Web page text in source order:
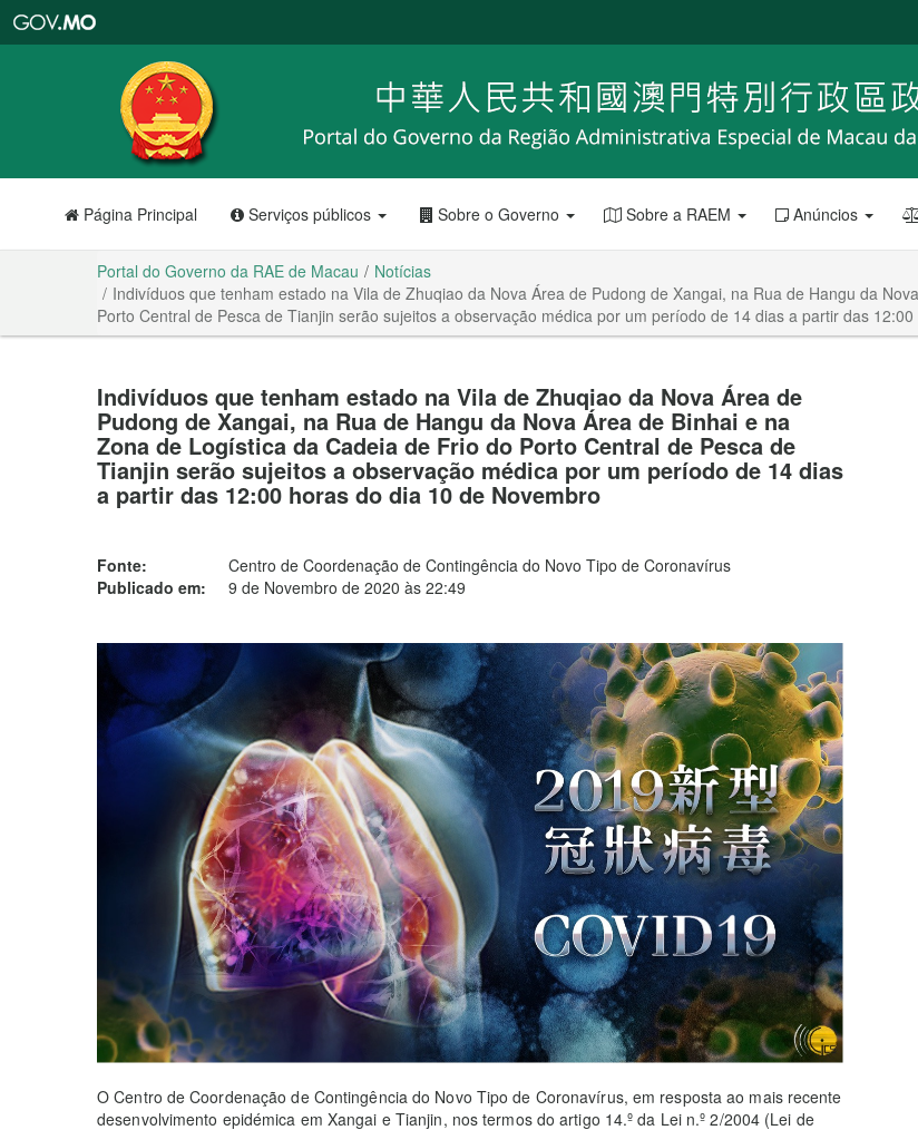
RAE
de
Macau
Página Principal Serviços públicos Sobre o Governo Sobre a RAEM Anúncios
Portal do Governo da RAE de Macau
Notícias
Indivíduos que tenham estado na Vila de Zhuqiao da Nova Área de Pudong de Xangai, na Rua de Hangu da
Porto Central de Pesca de Tianjin serão sujeitos a observação médica por um período de 14 dias a partir das
Indivíduos que tenham estado na Vila de Zhuqiao da Nova Área de
Pudong de Xangai, na Rua de Hangu da Nova Área de Binhai e na
Zona de Logística da Cadeia de Frio do Porto Central de Pesca de
Tianjin serão sujeitos a observação médica por um período de 14 dias
a partir das 12:00 horas do dia 10 de Novembro
Fonte:
Centro de Coordenação de Contingência do Novo Tipo de Coronavírus
Publicado em:
9 de Novembro de 2020 às 22:49
O Centro de Coordenação de Contingência do Novo Tipo de Coronavírus, em resposta ao mais recente
desenvolvimento epidémica em Xangai e Tianjin, nos termos do artigo 14.º da Lei n.º 2/2004 (Lei de